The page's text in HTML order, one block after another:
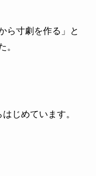
ら寸劇を作る」と
。
じめています。